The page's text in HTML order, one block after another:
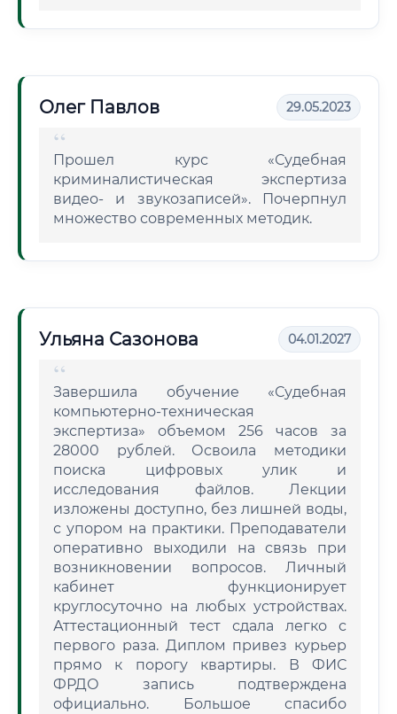
Олег Павлов 29.05.2023
Прошел курс «Судебная
криминалистическая экспертиза
видео- и звукозаписей». Почерпнул
множество современных методик.
Ульяна Сазонова 04.01.2027
Завершила обучение «Судебная
компьютерно-техническая
экспертиза» объемом 256 часов за
28000 рублей. Освоила методики
поиска цифровых улик и
исследования файлов. Лекции
изложены доступно, без лишней воды,
с упором на практики. Преподаватели
оперативно выходили на связь при
возникновении вопросов. Личный
кабинет функционирует
круглосуточно на любых устройствах.
Аттестационный тест сдала легко с
первого раза. Диплом привез курьер
прямо к порогу квартиры. В ФИС
ФРДО запись подтверждена
официально. Большое спасибо